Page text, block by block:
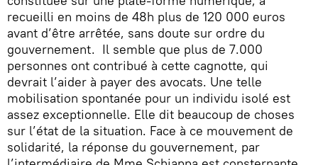
recueilli en moins de 48h plus de 120 000 euros
avant d’être arrêtée, sans doute sur ordre du
gouvernement. Il semble que plus de 7.000
personnes ont contribué à cette cagnotte, qui
devrait l’aider à payer des avocats. Une telle
mobilisation spontanée pour un individu isolé est
assez exceptionnelle. Elle dit beaucoup de choses
sur l’état de la situation. Face à ce mouvement de
solidarité, la réponse du gouvernement, par